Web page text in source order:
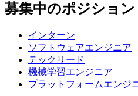
募集中のポジション
インターン
ソフトウェアエンジニア
テックリード
機械学習エンジニア
プラットフォームエンジ